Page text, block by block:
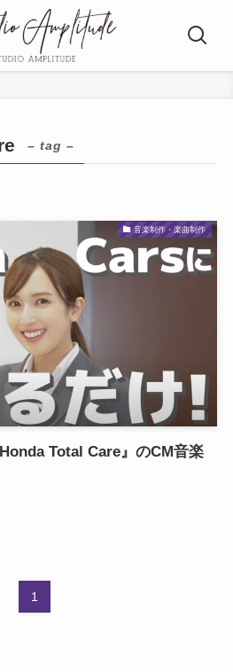
– tag –
音楽制作・楽曲制作
Total Care』のCM音楽
1